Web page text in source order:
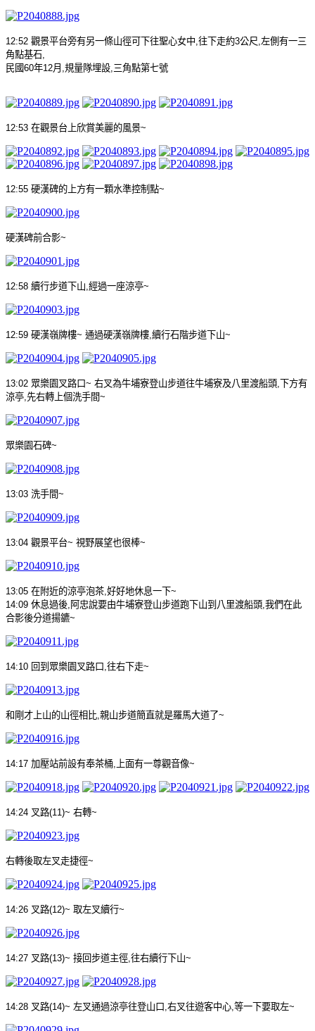
12:52 觀景平台旁有另一條山徑可下往聖心女中 往下走約3公尺 左側有一三
角點基石
民國60年12月 規量隊埋設 三角點第七號
12:53 在觀景台上欣賞美麗的風景~
12:55 硬漢碑的上方有一顆水準控制點~
硬漢碑前合影~
12:58 續行步道下山 經過一座涼亭~
12:59 硬漢嶺牌樓~ 通過硬漢嶺牌樓 續行石階步道下山~
13:02 眾樂園叉路口~ 右叉為牛埔寮登山步道往牛埔寮及八里渡船頭
下方有
涼亭 先右轉上個洗手間~
眾樂園石碑~
13:03 洗手間~
13:04 觀景平台~ 視野展望也很棒~
13:05 在附近的涼亭泡茶 好好地休息一下~
14:09 休息過後 阿忠說要由牛埔寮登山步道跑下山到八里渡船頭 我們在此
合影後分道揚鑣~
14:10 回到眾樂園叉路口 往右下走~
和剛才上山的山徑相比 親山步道簡直就是羅馬大道了~
14:17 加壓站前設有奉茶桶 上面有一尊觀音像~
14:24 叉路(11)~ 右轉~
右轉後取左叉走捷徑~
14:26 叉路(12)~ 取左叉續行~
14:27 叉路(13)~ 接回步道主徑 往右續行下山~
14:28 叉路(14)~ 左叉通過涼亭往登山口 右叉往遊客中心 等一下要取左~